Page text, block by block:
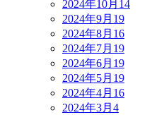
2024年10月 14
2024年9月 19
2024年8月 16
2024年7月 19
2024年6月 19
2024年5月 19
2024年4月 16
2024年3月 4